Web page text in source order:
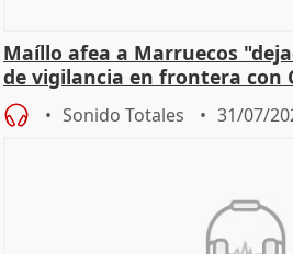
Maíllo afea a Marruecos
de vigilancia en frontera con
Sonido Totales 31/07/